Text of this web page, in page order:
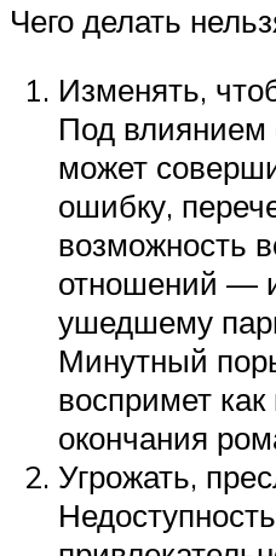
Чего делать
Изменять,
Под
может
ошибку,
возможность
отношений —
ушедшему
Минутный
воспримет
окончания
Угрожать,